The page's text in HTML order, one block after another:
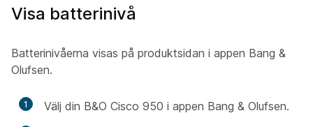
Visa batterinivå
Batterinivåerna visas på produktsidan i appen Bang &
Olufsen.
1 Välj din B&O Cisco 950 i appen Bang & Olufsen.